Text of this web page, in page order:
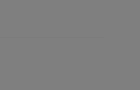
voor Opvallende